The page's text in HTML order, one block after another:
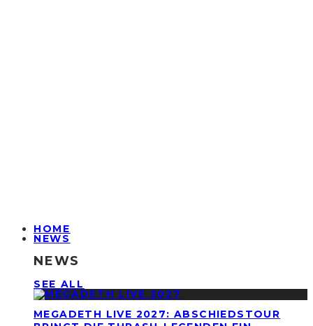
HOME
NEWS
NEWS
SEE ALL
MEGADETH LIVE 2027: ABSCHIEDSTOUR